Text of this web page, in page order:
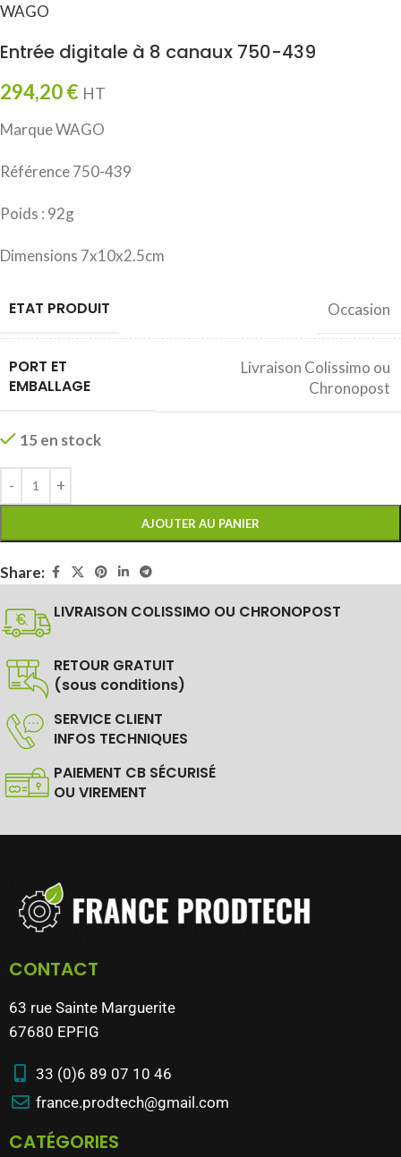
WAGO
Entrée digitale à 8 canaux 750-439
294,20€ HT
Marque WAGO
Référence 750-439
Poids : 92g
Dimensions 7x10x2.5cm
ETAT PRODUIT Occasion
PORT ET
EMBALLAGE
Livraison Colissimo ou
Chronopost
15 en stock
AJOUTER AU PANIER
Share:
LIVRAISON COLISSIMO OU CHRONOPOST
RETOUR GRATUIT
(sous conditions)
SERVICE CLIENT
INFOS TECHNIQUES
PAIEMENT CB SÉCURISÉ
OU VIREMENT
CONTACT
63 rue Sainte Marguerite
67680 EPFIG
33 (0)6 89 07 10 46
france.prodtech@gmail.com
CATÉGORIES